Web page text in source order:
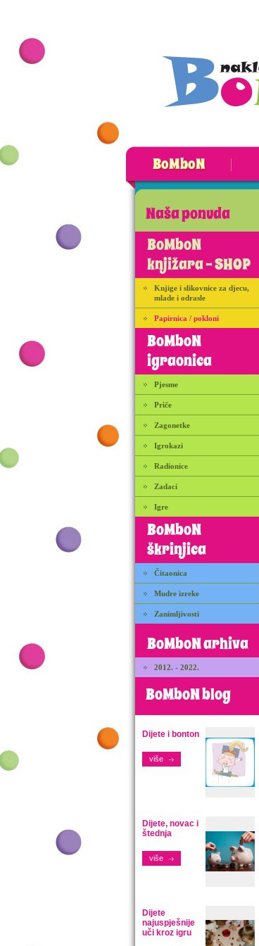
BoMboN
Naša ponuda
BoMboN
knjižara - SHOP
Knjige i slikovnice za djecu,
mlade i odrasle
Papirnica / pokloni
BoMboN
igraonica
Pjesme
Priče
Zagonetke
Igrokazi
Radionice
Zadaci
Igre
BoMboN
škrinjica
Čitaonica
Mudre izreke
Zanimljivosti
BoMboN arhiva
2012. - 2022.
BoMboN blog
Dijete i bonton
više
Dijete, novac i
štednja
više
Dijete
najuspješnije
uči kroz igru